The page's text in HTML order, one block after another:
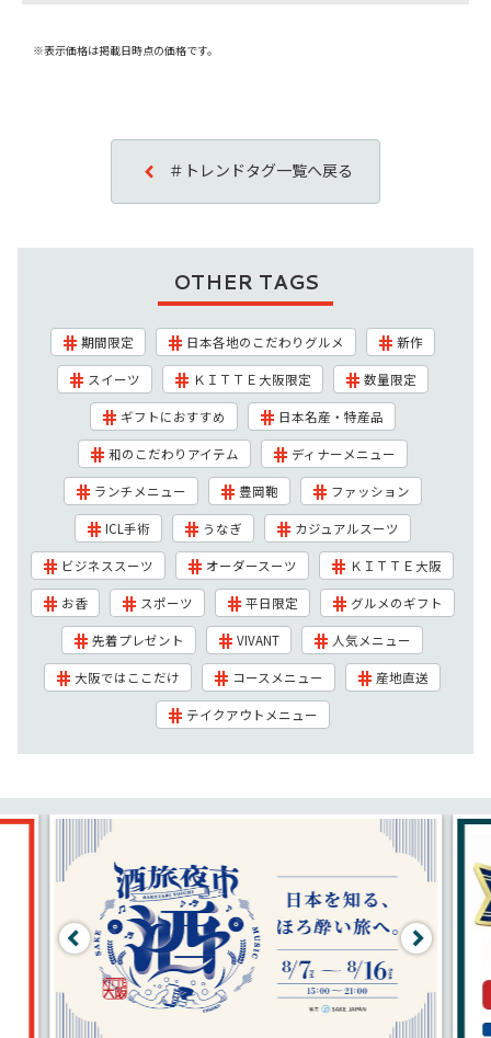
※表示価格は掲載日時点の価格です。
＃トレンドタグ一覧へ戻る
OTHER TAGS
期間限定 日本各地のこだわりグルメ 新作
スイーツ ＫＩＴＴＥ大阪限定 数量限定
ギフトにおすすめ 日本名産・特産品
和のこだわりアイテム ディナーメニュー
ランチメニュー 豊岡鞄 ファッション
ICL手術 うなぎ カジュアルスーツ
ビジネススーツ オーダースーツ ＫＩＴＴＥ大阪
お香 スポーツ 平日限定 グルメのギフト
先着プレゼント VIVANT 人気メニュー
大阪ではここだけ コースメニュー 産地直送
テイクアウトメニュー